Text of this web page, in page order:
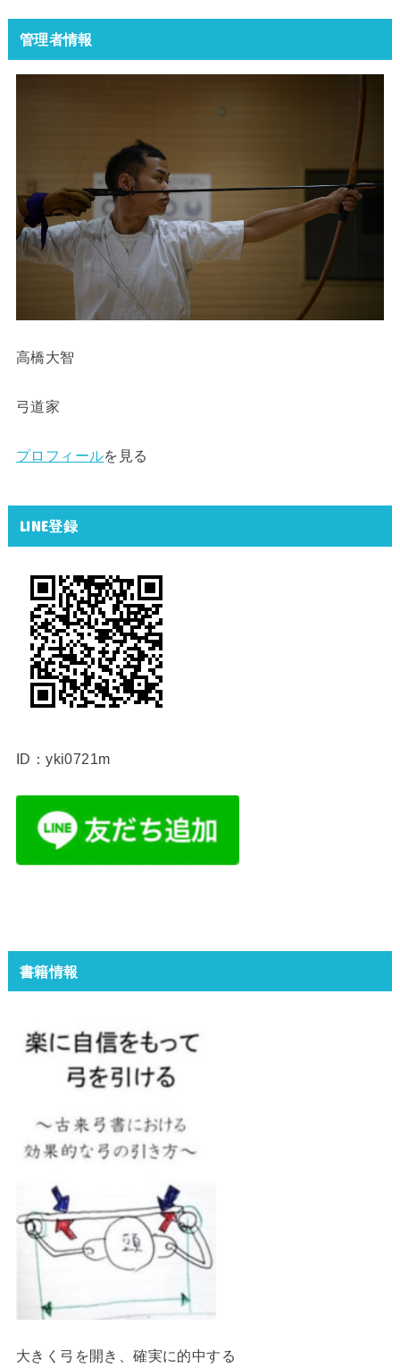
管理者情報
高橋大智
弓道家
プロフィールを見る
LINE登録
ID：yki0721m
書籍情報
大きく弓を開き、確実に的中する